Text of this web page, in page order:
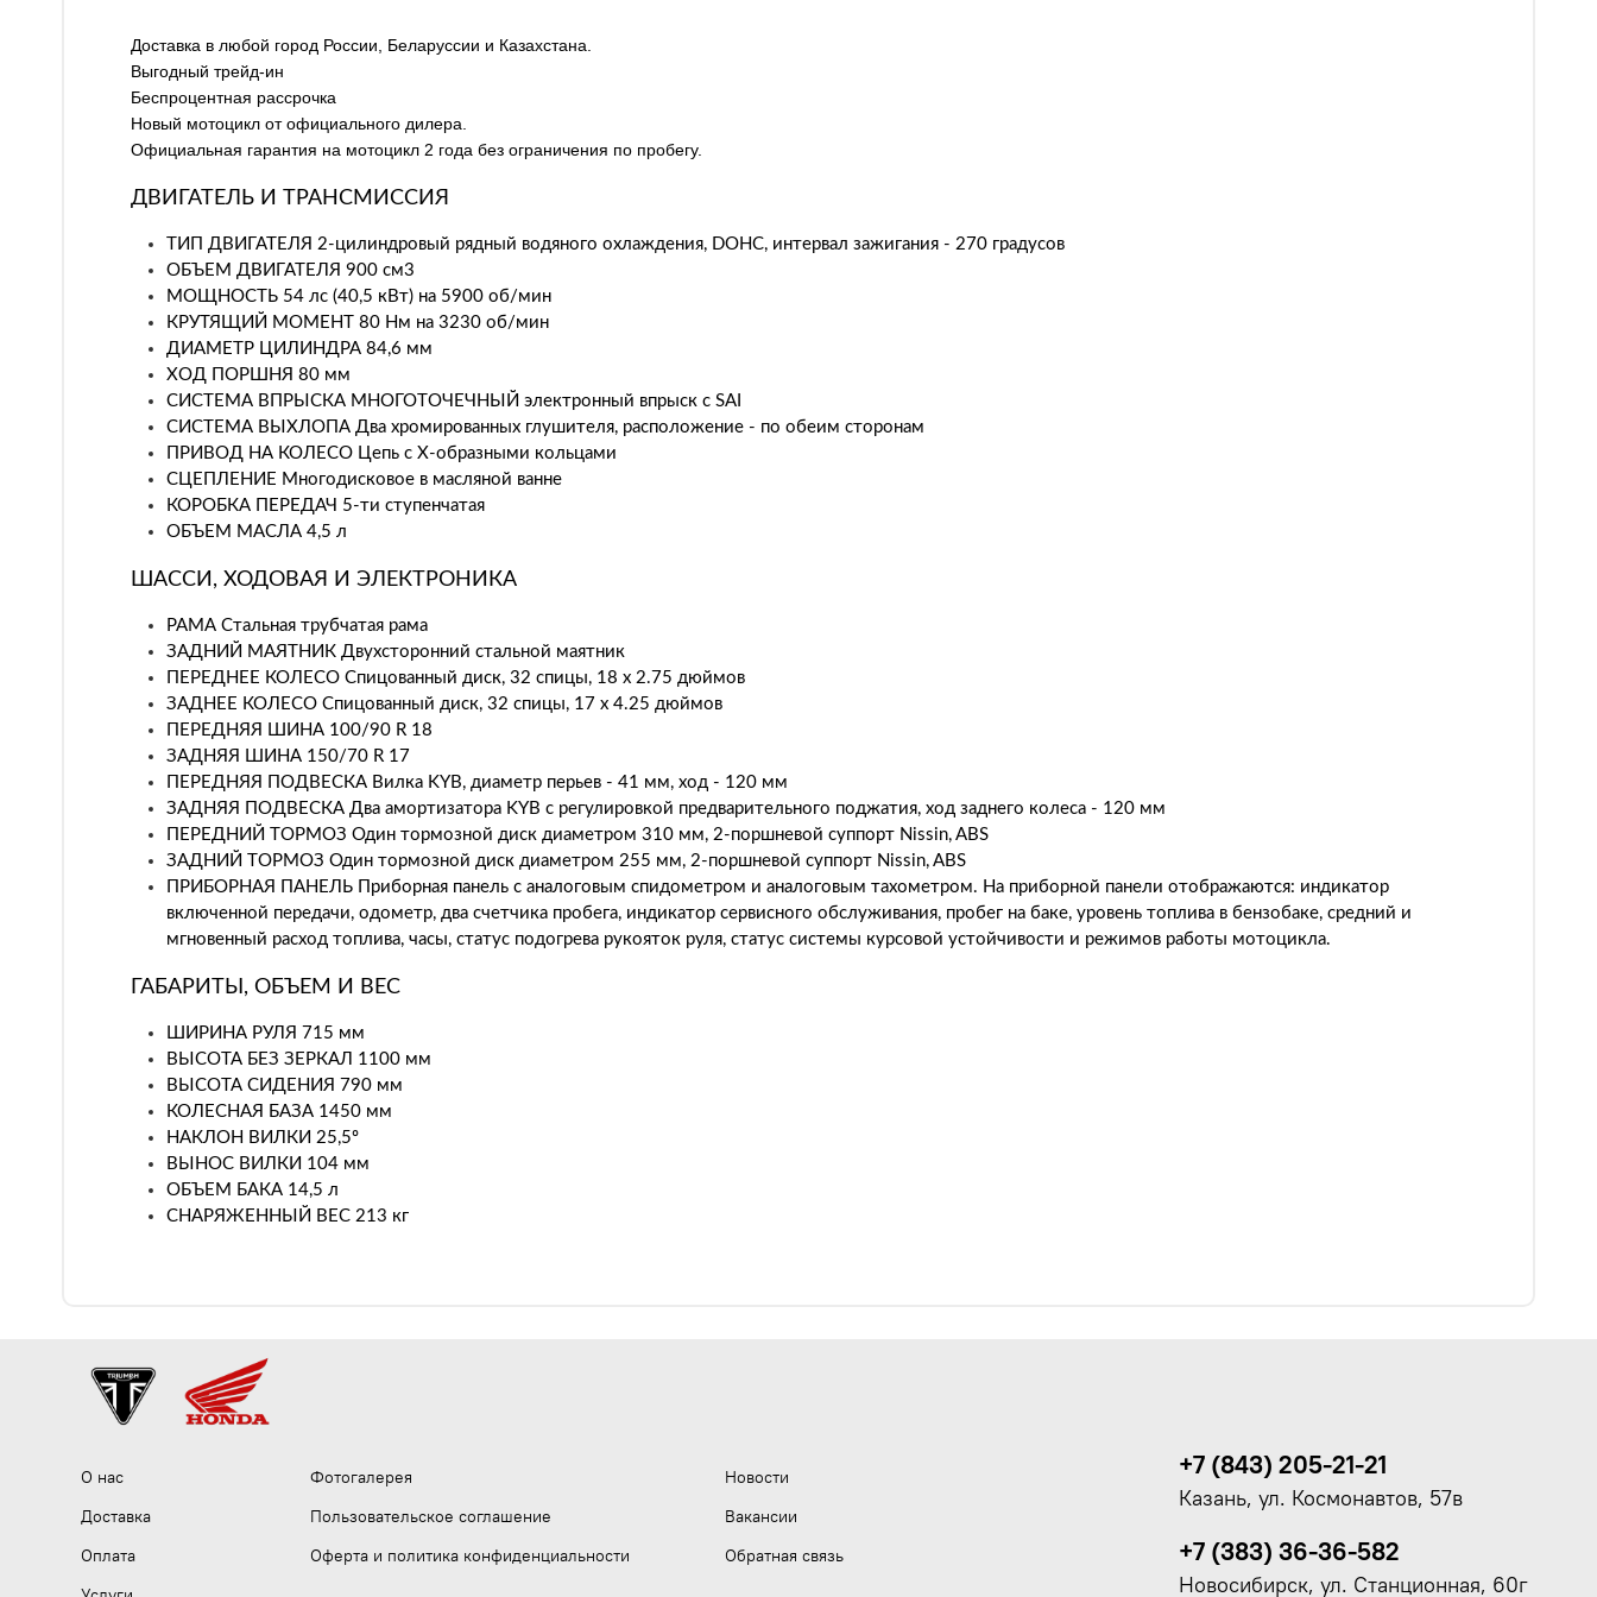
Доставка в любой город России, Беларуссии и Казахстана.
Выгодный трейд-ин
Беспроцентная рассрочка
Новый мотоцикл от официального дилера.
Официальная гарантия на мотоцикл 2 года без ограничения по пробегу.
ДВИГАТЕЛЬ И ТРАНСМИССИЯ
ТИП ДВИГАТЕЛЯ 2-цилиндровый рядный водяного охлаждения, DOHC, интервал зажигания - 270 градусов
ОБЪЕМ ДВИГАТЕЛЯ 900 см3
МОЩНОСТЬ 54 лс (40,5 кВт) на 5900 об/мин
КРУТЯЩИЙ МОМЕНТ 80 Нм на 3230 об/мин
ДИАМЕТР ЦИЛИНДРА 84,6 мм
ХОД ПОРШНЯ 80 мм
СИСТЕМА ВПРЫСКА МНОГОТОЧЕЧНЫЙ электронный впрыск с SAI
СИСТЕМА ВЫХЛОПА Два хромированных глушителя, расположение - по обеим сторонам
ПРИВОД НА КОЛЕСО Цепь с Х-образными кольцами
СЦЕПЛЕНИЕ Многодисковое в масляной ванне
КОРОБКА ПЕРЕДАЧ 5-ти ступенчатая
ОБЪЕМ МАСЛА 4,5 л
ШАССИ, ХОДОВАЯ И ЭЛЕКТРОНИКА
РАМА Стальная трубчатая рама
ЗАДНИЙ МАЯТНИК Двухсторонний стальной маятник
ПЕРЕДНЕЕ КОЛЕСО Спицованный диск, 32 спицы, 18 x 2.75 дюймов
ЗАДНЕЕ КОЛЕСО Спицованный диск, 32 спицы, 17 x 4.25 дюймов
ПЕРЕДНЯЯ ШИНА 100/90 R 18
ЗАДНЯЯ ШИНА 150/70 R 17
ПЕРЕДНЯЯ ПОДВЕСКА Вилка KYB, диаметр перьев - 41 мм, ход - 120 мм
ЗАДНЯЯ ПОДВЕСКА Два амортизатора KYB с регулировкой предварительного поджатия, ход заднего колеса - 120 мм
ПЕРЕДНИЙ ТОРМОЗ Один тормозной диск диаметром 310 мм, 2-поршневой суппорт Nissin, ABS
ЗАДНИЙ ТОРМОЗ Один тормозной диск диаметром 255 мм, 2-поршневой суппорт Nissin, ABS
ПРИБОРНАЯ ПАНЕЛЬ Приборная панель с аналоговым спидометром и аналоговым тахометром. На приборной панели отображаются: индикатор
включенной передачи, одометр, два счетчика пробега, индикатор сервисного обслуживания, пробег на баке, уровень топлива в бензобаке, средний и
мгновенный расход топлива, часы, статус подогрева рукояток руля, статус системы курсовой устойчивости и режимов работы мотоцикла.
ГАБАРИТЫ, ОБЪЕМ И ВЕС
ШИРИНА РУЛЯ 715 мм
ВЫСОТА БЕЗ ЗЕРКАЛ 1100 мм
ВЫСОТА СИДЕНИЯ 790 мм
КОЛЕСНАЯ БАЗА 1450 мм
НАКЛОН ВИЛКИ 25,5º
ВЫНОС ВИЛКИ 104 мм
ОБЪЕМ БАКА 14,5 л
СНАРЯЖЕННЫЙ ВЕС 213 кг
О нас
Доставка
Оплата
Фотогалерея
Пользовательское соглашение
Оферта и политика конфиденциальности
Новости
Вакансии
Обратная связь
+7 (843) 205-21-21
Казань, ул. Космонавтов, 57в
+7 (383) 36-36-582
Новосибирск, ул. Станционная, 60г